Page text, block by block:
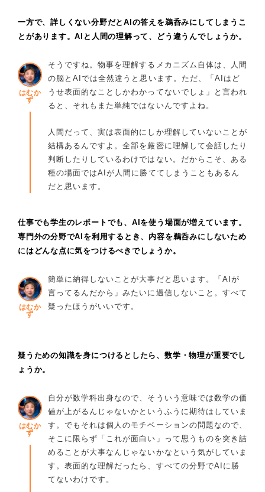
一方で、詳しくない分野だとAIの答えを鵜呑みにしてしまうこ
とがあります。AIと人間の理解って、どう違うんでしょうか。
はむか
ず
そうですね。物事を理解するメカニズム自体は、人間
の脳とAIでは全然違うと思います。ただ、「AIはど
うせ表面的なことしかわかってないでしょ」と言われ
ると、それもまた単純ではないんですよね。
人間だって、実は表面的にしか理解していないことが
結構あるんですよ。全部を厳密に理解して会話したり
判断したりしているわけではない。だからこそ、ある
種の場面ではAIが人間に勝ててしまうこともあるん
だと思います。
仕事でも学生のレポートでも、AIを使う場面が増えています。
専門外の分野でAIを利用するとき、内容を鵜呑みにしないため
にはどんな点に気をつけるべきでしょうか。
はむか
ず
簡単に納得しないことが大事だと思います。「AIが
言ってるんだから」みたいに過信しないこと。すべて
疑ったほうがいいです。
疑うための知識を身につけるとしたら、数学・物理が重要でし
ょうか。
はむか
ず
自分が数学科出身なので、そういう意味では数学の価
値が上がるんじゃないかというふうに期待はしていま
す。でもそれは個人のモチベーションの問題なので、
そこに限らず「これが面白い」って思うものを突き詰
めることが大事なんじゃないかなという気がしていま
す。表面的な理解だったら、すべての分野でAIに勝
てないわけです。